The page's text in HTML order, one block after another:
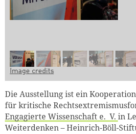
Image credits
Die Ausstellung ist ein
für kritische
Engagierte Wissenschaft e. V. in
Weiterdenken – Heinrich-Böll-